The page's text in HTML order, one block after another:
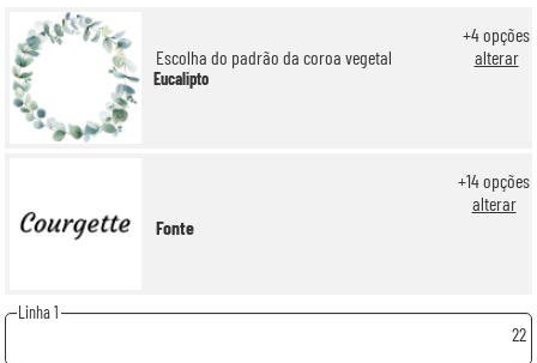
Escolha do padrão da coroa vegetal
Eucalipto
+4opções
alterar
Fonte
+14opções
alterar
Linha 1
22